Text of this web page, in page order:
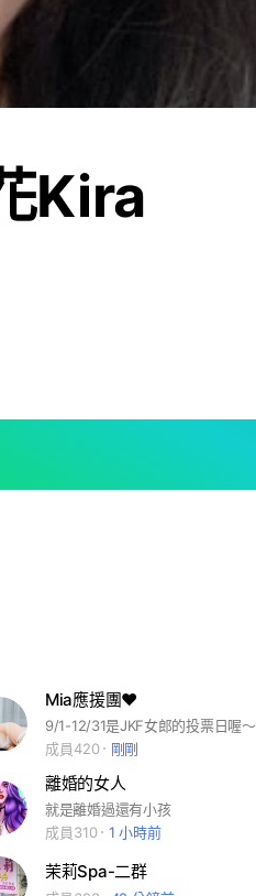
Kira
Mia應援團❤️
9/1-12/31是JKF女郎的投票日喔～
成員420
剛剛
離婚的女人
就是離婚過還有小孩
成員310
1 小時前
茉莉Spa-二群